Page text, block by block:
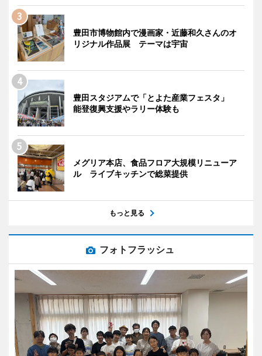
豊田市博物館内で漫画家・近藤和久さんのオ
リジナル作品展 テーマは宇宙
豊田スタジアムで「とよた産業フェスタ」
能登復興支援やラリー体験も
メグリア本店、食品フロア大規模リニューア
ル ライブキッチンで総菜提供
もっと見る
フォトフラッシュ